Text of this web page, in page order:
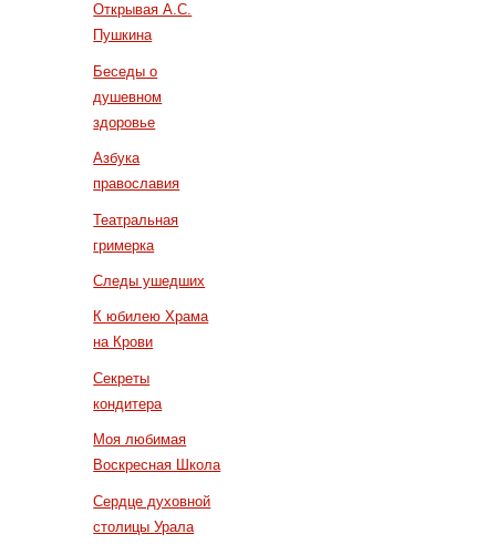
Открывая А.С.
Пушкина
Беседы о
душевном
здоровье
Азбука
православия
Театральная
гримерка
Следы ушедших
К юбилею Храма
на Крови
Секреты
кондитера
Моя любимая
Воскресная Школа
Сердце духовной
столицы Урала